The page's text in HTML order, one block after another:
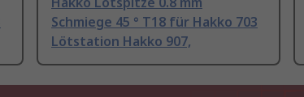
Schmiege 45 ° T18 für Hakko 703
Lötstation Hakko 907,